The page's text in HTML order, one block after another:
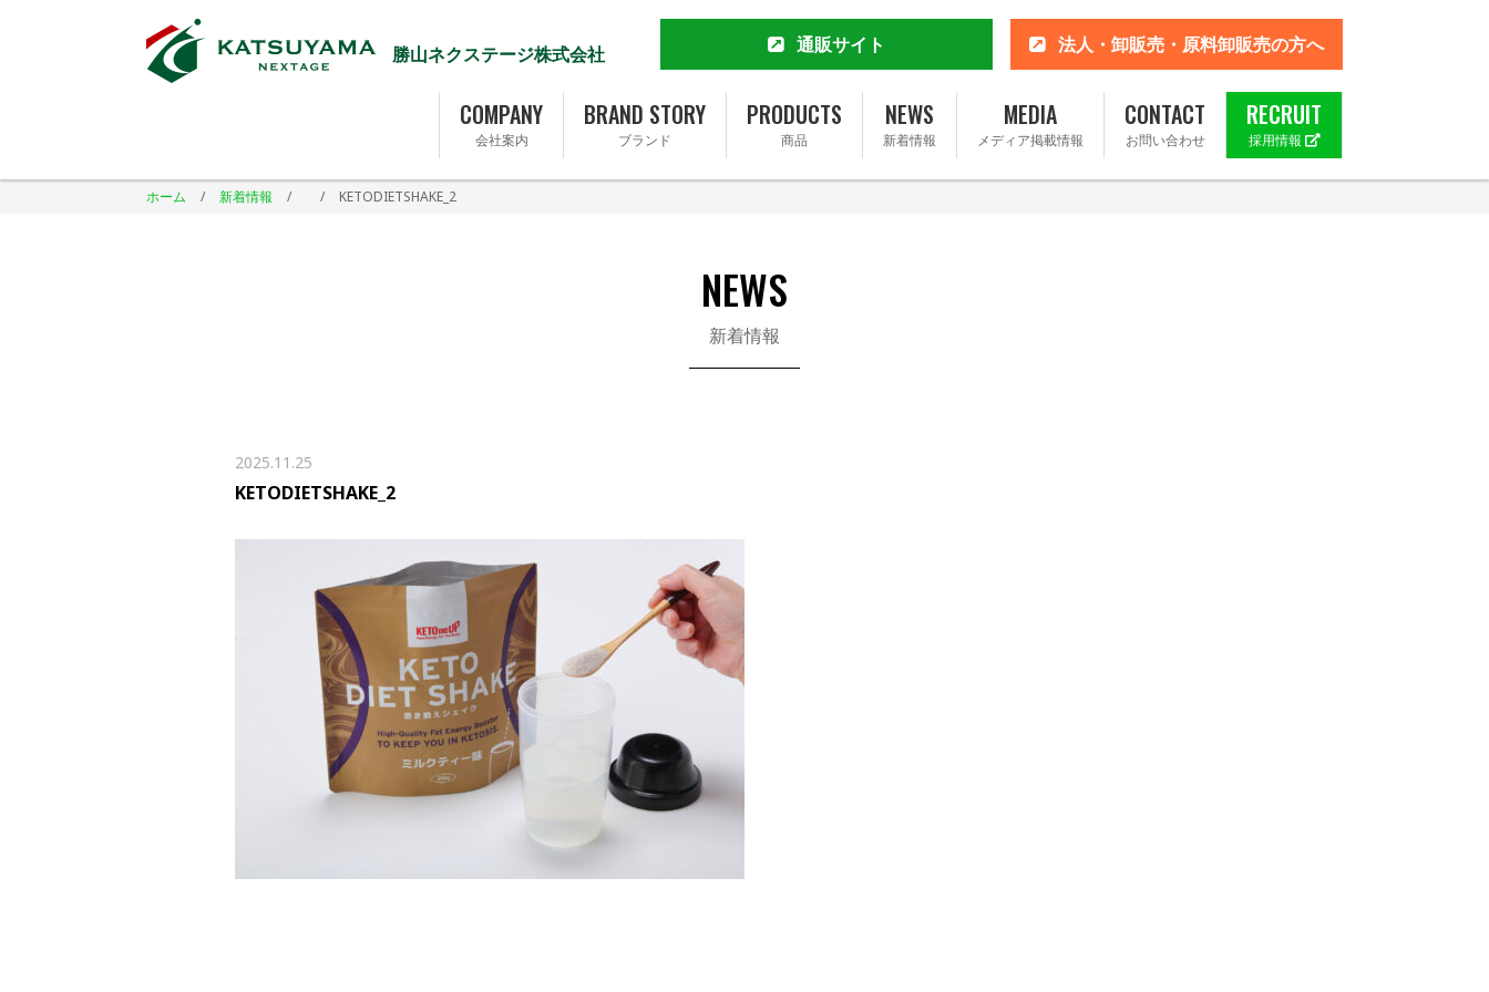
勝山ネクステージ株式会社 通販サイト
公式通販サイト
楽天市場店
Yahoo!ショッピング店
Amazon
法人・卸販売・原料卸販売の方へ
COMPANY
会社案内
BRAND STORY
ブランド
PRODUCTS
商品
NEWS
新着情報
MEDIA
メディア掲載情報
CONTACT
お問い合わせ
RECRUIT
採用情報
ホーム / 新着情報 / / KETODIETSHAKE_2
NEWS
新着情報
2025.11.25
KETODIETSHAKE_2